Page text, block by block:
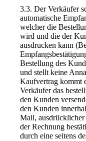
3.3. Der Verkäufer
automatische
welcher die
wird und die der
ausdrucken kann
Bestellung des
und stellt keine
Kaufvertrag kommt
Verkäufer das
den Kunden
den Kunden
Mail,
der Rechnung
durch eine seitens